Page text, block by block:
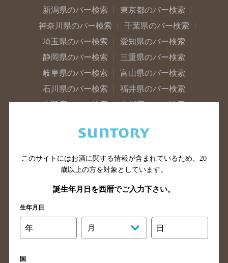
新潟県のバー検索
東京都のバー検索
神奈川県のバー検索
千葉県のバー検索
埼玉県のバー検索
愛知県のバー検索
静岡県のバー検索
三重県のバー検索
岐阜県のバー検索
富山県のバー検索
石川県のバー検索
福井県のバー検索
大阪府のバー検索
京都府のバー検索
滋賀県のバー検索
和歌山県のバー検索
山口県のバー検索
鳥取県のバー検索
島根県のバー検索
徳島県のバー検索
高知県のバー検索
福岡県のバー検索
長崎県のバー検索
佐賀県のバー検索
このサイトにはお酒に関する情報が含まれているため、 20
歳以上の方を対象としています。
誕生年月日を西暦でご入力下さい。
生年月日
年 月 日
国